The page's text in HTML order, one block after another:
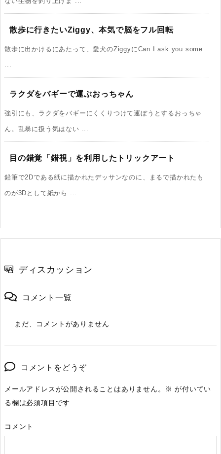
散歩に行きたいZiggy、本気で脳をフル回転
散歩に出かけるにあたって、愛犬のZiggyにCan I ask you some
ラクダをバギーで運ぶおっちゃん
強引にも、ラクダをバギーにくくりつけて運ぼうとするおっちゃ
ん。乱暴に扱う気はない ...
目の錯覚「錯視」を利用したトリックアート
鉛筆で2Dである紙に描かれたデッサンなのに、まるで描かれたも
のが3Dとして紙から ...
ディスカッション
コメント一覧
まだ、コメントがありません
コメントをどうぞ
メールアドレスが公開されることはありません。 ※ が付いてい
る欄は必須項目です
コメント